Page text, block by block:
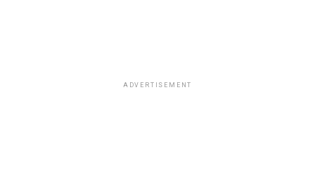
ADVERTISEMENT